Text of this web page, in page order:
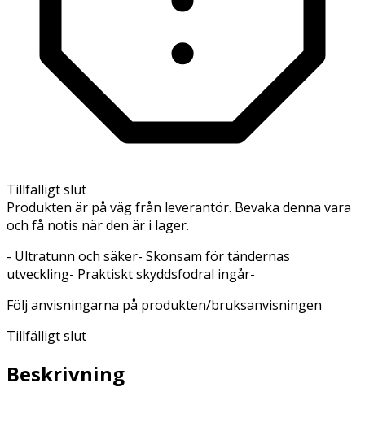
Tillfälligt slut
Produkten är på väg från leverantör. Bevaka denna vara
och få notis när den är i lager.
- Ultratunn och säker- Skonsam för tändernas
utveckling- Praktiskt skyddsfodral ingår-
Följ anvisningarna på produkten/bruksanvisningen
Tillfälligt slut
Beskrivning